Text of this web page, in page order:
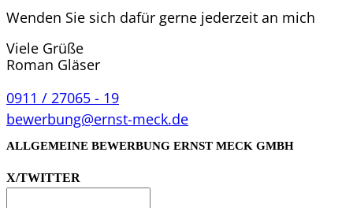
Wenden Sie sich dafür gerne jeder­zeit an mich
Viele Grüße
Roman Gläser
0911 / 27065 - 19
bewerbung@ernst-meck.de
ALLGEMEINE BEWERBUNG ERNST MECK GMBH
X/TWITTER